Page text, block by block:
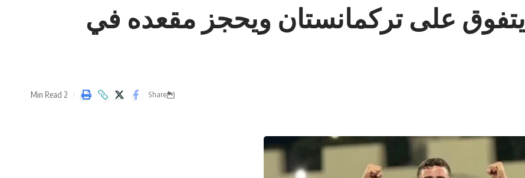
المنتخب الوطني تـ 23 يتفوق على تركمانستان ويحجز مقعده في
Share
2 Min Read